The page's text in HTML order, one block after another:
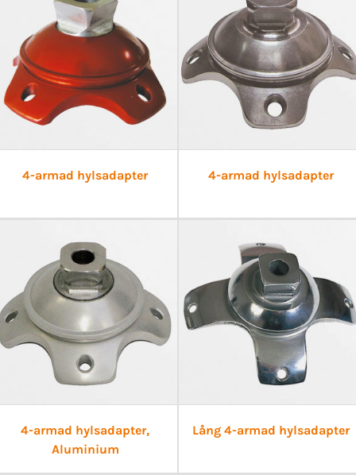
4-armad hylsadapter 4-armad hylsadapter
4-armad hylsadapter,
Aluminium
Lång 4-armad hylsadapter